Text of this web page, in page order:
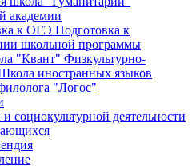
академии
к ОГЭ Подготовка к
школьной программы
"Квант" Физкультурно-
иностранных языков
"Логос"
социокультурной деятельности